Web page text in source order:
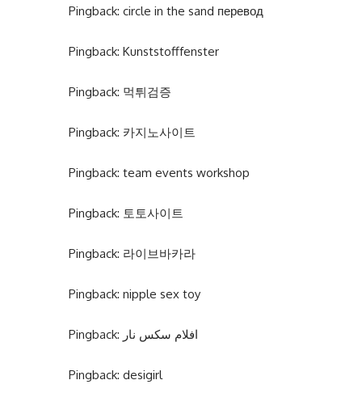
Pingback: circle in the sand перевод
Pingback: Kunststofffenster
Pingback: 먹튀검증
Pingback: 카지노사이트
Pingback: team events workshop
Pingback: 토토사이트
Pingback: 라이브바카라
Pingback: nipple sex toy
Pingback: افلام سكس نار
Pingback: desigirl